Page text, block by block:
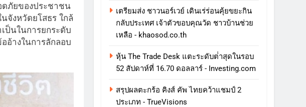
ดภัยของประชาชน
จังหวัดยโสธร ใกล้
ป็นในการยกระดับ
อ้างในการลักลอบ
เตรียมส่ง ชาวนอร์เวย์ เดินเร่ร่อนคุ้ยขยะกิน
กลับประเทศ เจ้าตัวขอบคุณวัด ชาวบ้านช่วย
เหลือ - khaosod.co.th
หุ้น The Trade Desk แตะระดับต่ําสุดในรอบ
52 สัปดาห์ที่ 16.70 ดอลลาร์ - Investing.com
สรุปผลตะกร้อ คิงส์ คัพ ไทยคว้าแชมป์ 2
ประเภท - TrueVisions